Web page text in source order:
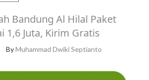
Bandung Al Hilal Paket
1,6 Juta, Kirim Gratis
ByMuhammad Dwiki Septianto